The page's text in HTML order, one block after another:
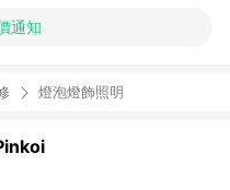
通知
燈泡燈飾照明